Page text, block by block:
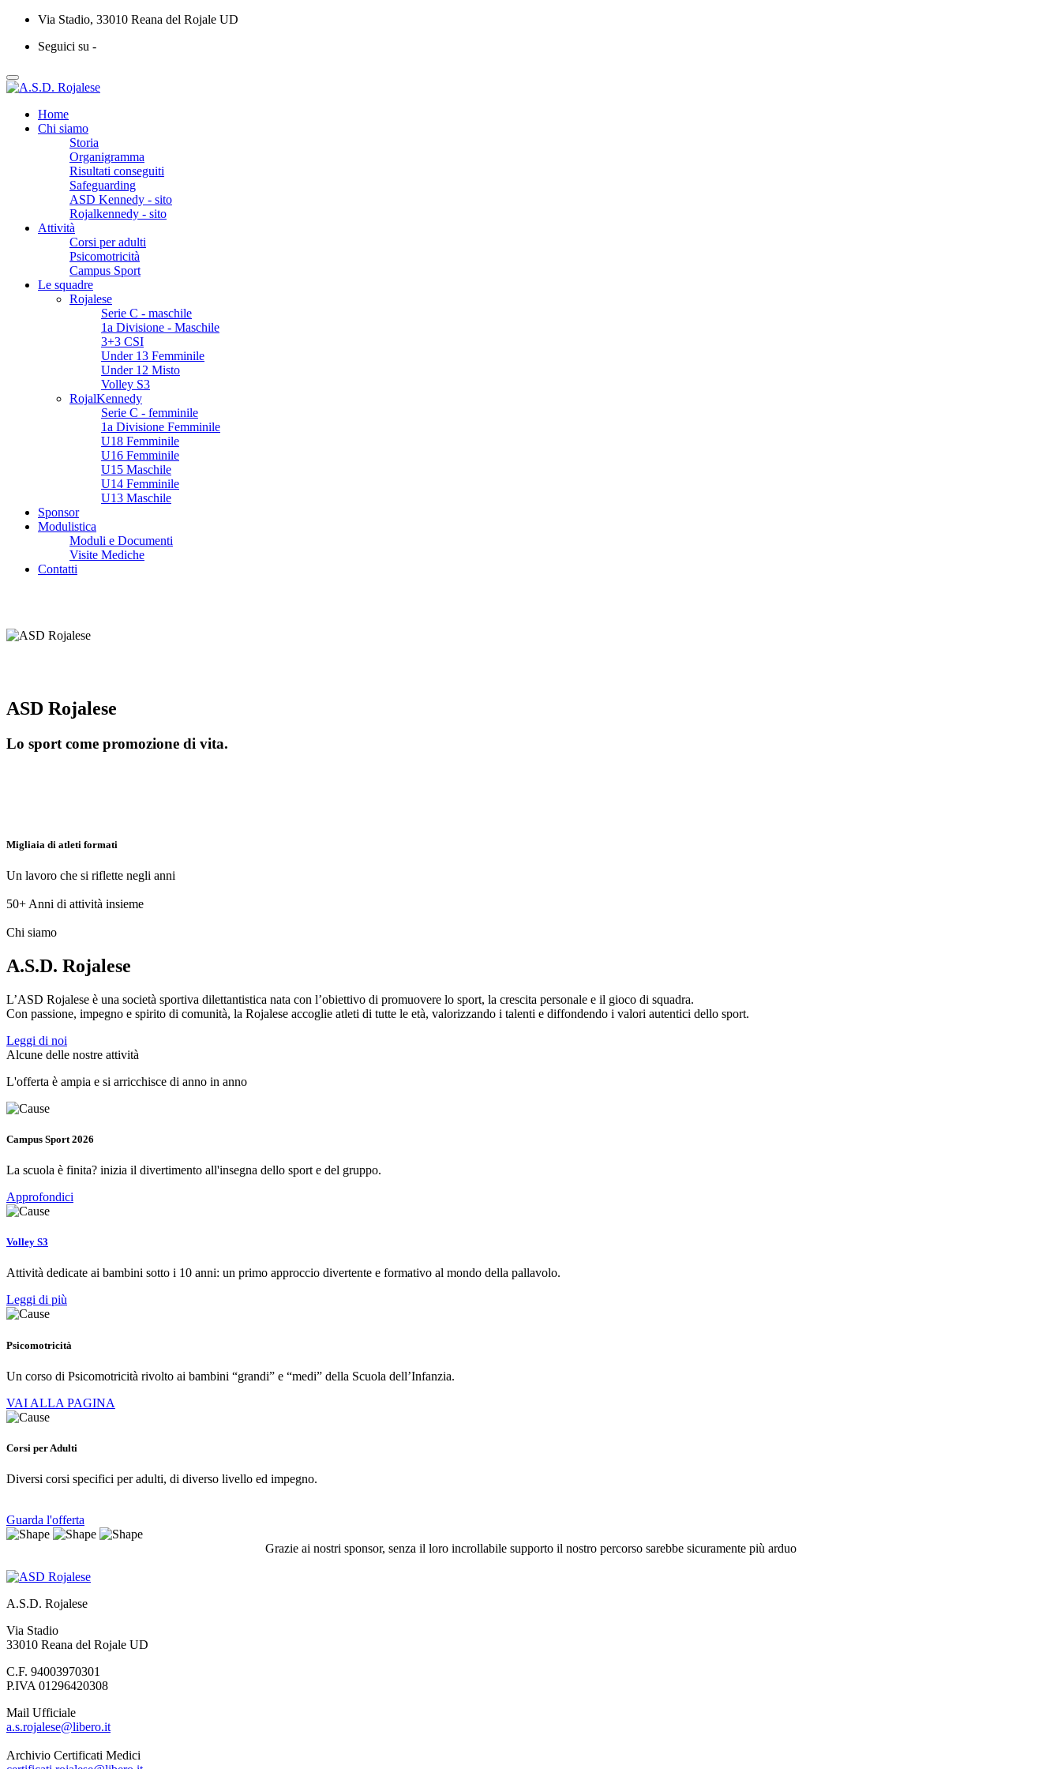
Via Stadio, 33010 Reana del Rojale UD
Seguici su -
Home
Chi siamo
Storia
Organigramma
Risultati conseguiti
Safeguarding
ASD Kennedy - sito
Rojalkennedy - sito
Attività
Corsi per adulti
Psicomotricità
Campus Sport
Le squadre
Rojalese
Serie C - maschile
1a Divisione - Maschile
3+3 CSI
Under 13 Femminile
Under 12 Misto
Volley S3
RojalKennedy
Serie C - femminile
1a Divisione Femminile
U18 Femminile
U16 Femminile
U15 Maschile
U14 Femminile
U13 Maschile
Sponsor
Modulistica
Moduli e Documenti
Visite Mediche
Contatti
ASD Rojalese
Lo sport come promozione di vita.
Migliaia di atleti formati
Un lavoro che si riflette negli anni
50+ Anni di attività insieme
Chi siamo
A.S.D. Rojalese
L’ASD Rojalese è una società sportiva dilettantistica nata con l’obiettivo di promuovere lo sport, la crescita personale e il gioco di squadra.
Con passione, impegno e spirito di comunità, la Rojalese accoglie atleti di tutte le età, valorizzando i talenti e diffondendo i valori autentici dello sport.
Leggi di noi
Alcune delle nostre attività
L'offerta è ampia e si arricchisce di anno in anno
Campus Sport 2026
La scuola è finita? inizia il divertimento all'insegna dello sport e del gruppo.
Approfondici
Volley S3
Attività dedicate ai bambini sotto i 10 anni: un primo approccio divertente e formativo al mondo della pallavolo.
Leggi di più
Psicomotricità
Un corso di Psicomotricità rivolto ai bambini “grandi” e “medi” della Scuola dell’Infanzia.
VAI ALLA PAGINA
Corsi per Adulti
Diversi corsi specifici per adulti, di diverso livello ed impegno.
Guarda l'offerta
Grazie ai nostri sponsor, senza il loro incrollabile supporto il nostro percorso sarebbe sicuramente più arduo
A.S.D. Rojalese
Via Stadio
33010 Reana del Rojale UD
C.F. 94003970301
P.IVA 01296420308
Mail Ufficiale
a.s.rojalese@libero.it
Archivio Certificati Medici